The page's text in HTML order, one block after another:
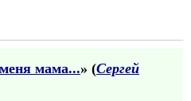
мама...» (Сергей